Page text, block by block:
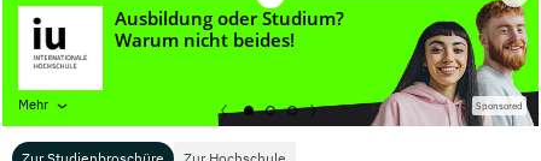
Mehr Sponsored
© Copyright 2026, TarGroup Media GmbH
Nutzungsbedingungen